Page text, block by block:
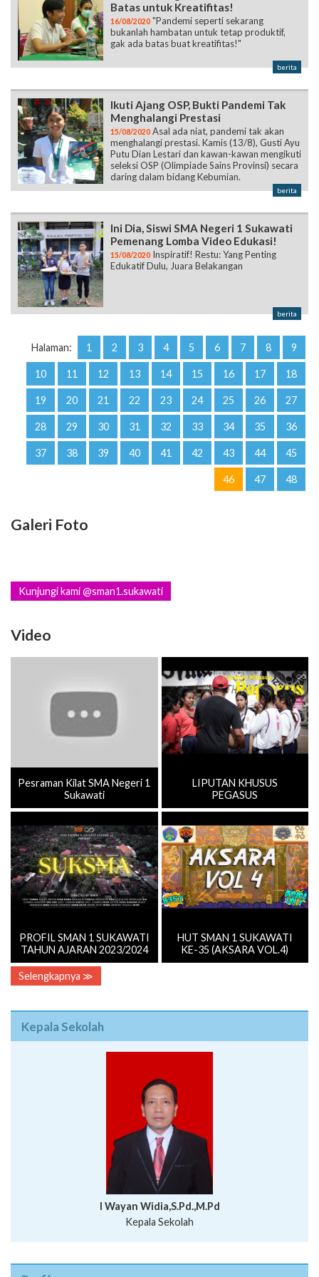
Batas untuk Kreatifitas!
16/08/2020 "Pandemi seperti sekarang
bukanlah hambatan untuk tetap produktif,
gak ada batas buat kreatifitas!"
berita
Ikuti Ajang OSP, Bukti Pandemi Tak
Menghalangi Prestasi
15/08/2020 Asal ada niat, pandemi tak akan
menghalangi prestasi. Kamis (13/8), Gusti Ayu
Putu Dian Lestari dan kawan-kawan mengikuti
seleksi OSP (Olimpiade Sains Provinsi) secara
daring dalam bidang Kebumian.
berita
Ini Dia, Siswi SMA Negeri 1 Sukawati
Pemenang Lomba Video Edukasi!
15/08/2020 Inspiratif! Restu: Yang Penting
Edukatif Dulu, Juara Belakangan
berita
Halaman: 1 2 3 4 5 6 7 8 9
10 11 12 13 14 15 16 17 18
19 20 21 22 23 24 25 26 27
28 29 30 31 32 33 34 35 36
37 38 39 40 41 42 43 44 45
46 47 48
Galeri Foto
Kunjungi kami @sman1.sukawati
Video
Pesraman Kilat SMA Negeri 1
Sukawati
LIPUTAN KHUSUS
PEGASUS
PROFIL SMAN 1 SUKAWATI
TAHUN AJARAN 2023/2024
HUT SMAN 1 SUKAWATI
KE-35 (AKSARA VOL.4)
Selengkapnya ≫
Kepala Sekolah
I Wayan Widia,S.Pd.,M.Pd
Kepala Sekolah